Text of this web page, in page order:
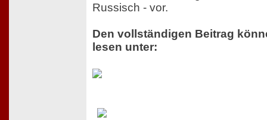
Russisch - vor.
Den vollständigen Beitrag
lesen unter: